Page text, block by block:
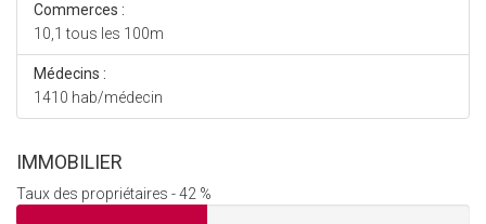
Commerces :
10,1 tous les 100m
Médecins :
1410 hab/médecin
IMMOBILIER
Taux des propriétaires - 42 %